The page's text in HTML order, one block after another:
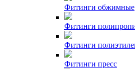
Фитинги обжимные
Фитинги
Фитинги
Фитинги пресс